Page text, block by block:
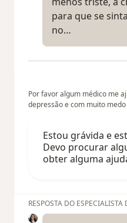
para que se
no…
Por favor algum médico me
depressão e com muito
Estou grávida e
Devo procurar
obter alguma
RESPOSTA DO ESPECIALISTA